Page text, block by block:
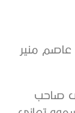
عاصم منير
صاحب